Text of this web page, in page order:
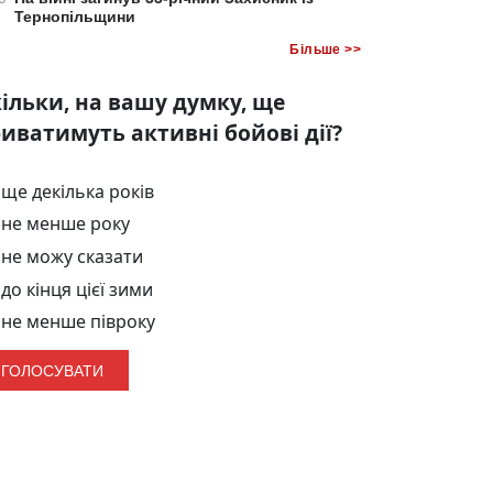
Тернопільщини
Більше >>
на вашу думку, ще
активні бойові дії?
ще декілька років
не менше року
не можу сказати
до кінця цієї зими
не менше півроку